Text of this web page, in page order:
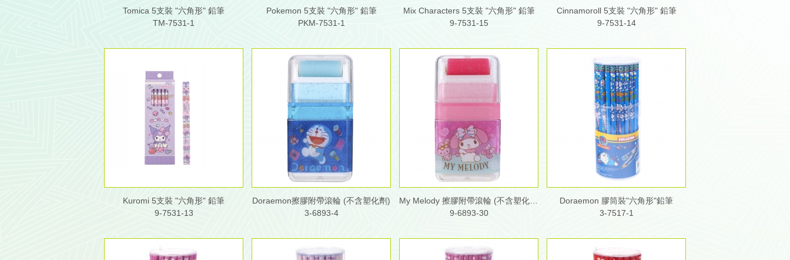
Tomica 5支裝 "六角形" 鉛筆
TM-7531-1
Pokemon 5支裝 "六角形" 鉛筆
PKM-7531-1
Mix Characters 5支裝 "六角形" 鉛筆
9-7531-15
Cinnamoroll 5支裝 "六角形" 鉛筆
9-7531-14
Kuromi 5支裝 "六角形" 鉛筆
9-7531-13
Doraemon擦膠附帶滾輪 (不含塑化劑)
3-6893-4
9-6893-30
Doraemon 膠筒裝"六角形"鉛筆
3-7517-1